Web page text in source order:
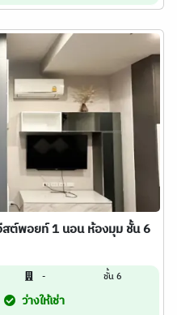
สต์พอยท์ 1 นอน ห้องมุม ชั้น 6
- ชั้น 6
ว่างให้เช่า